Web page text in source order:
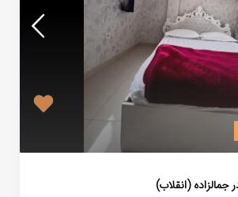
(انقلاب)